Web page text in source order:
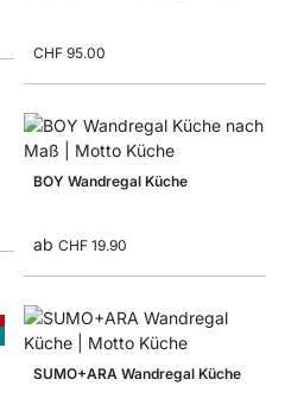
CHF 95.00
BOY Wandregal Küche
ab CHF 19.90
SUMO+ARA Wandregal Küche